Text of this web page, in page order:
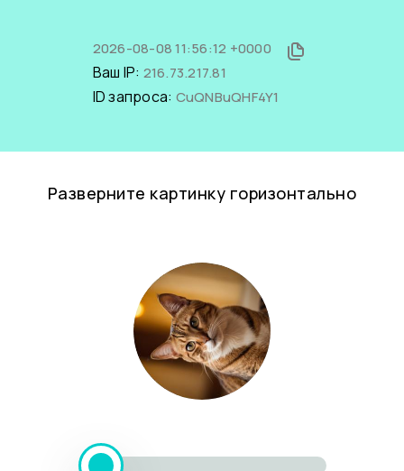
2026-08-08 11:56:12 +0000
Ваш IP: 216.73.217.81
ID запроса: CuQNBuQHF4Y1
Разверните картинку горизонтально